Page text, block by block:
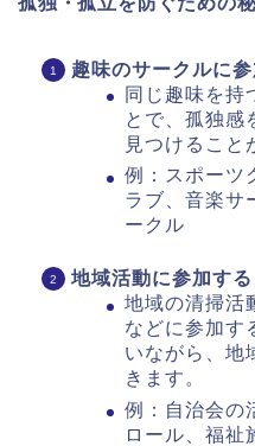
趣味のサークルに
同じ趣味を持
とで、孤独感
見つけること
例：スポーツ
ラブ、音楽サ
ークル
地域活動に参加する
地域の清掃活
などに参加す
いながら、地
きます。
例：自治会の
ロール、福祉